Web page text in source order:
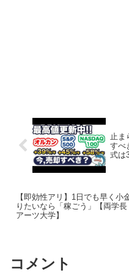
止ま
すべ
式は
【即効性アリ】1日でも早く小
りたいなら「稼ごう」【両学
アーツ大学】
コメント